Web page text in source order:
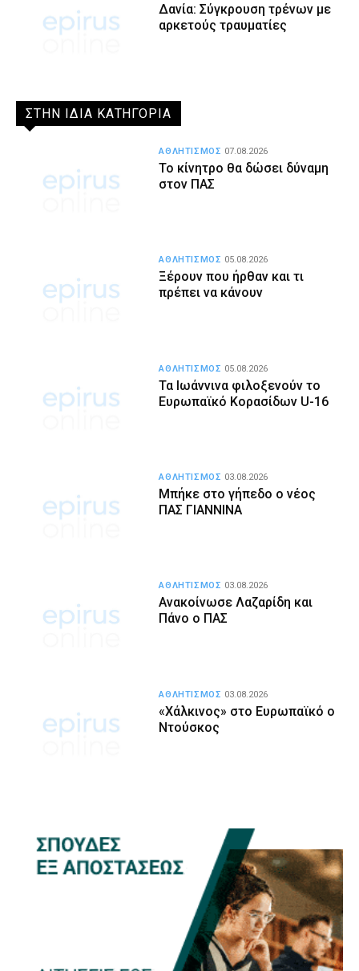
Δανία: Σύγκρουση τρένων με
αρκετούς τραυματίες
ΣΤΗΝ ΙΔΙΑ ΚΑΤΗΓΟΡΙΑ
Το κίνητρο θα δώσει δύναμη
στον ΠΑΣ
ΑΘΛΗΤΙΣΜΟΣ 07.08.2026
Ξέρουν που ήρθαν και τι
πρέπει να κάνουν
ΑΘΛΗΤΙΣΜΟΣ 05.08.2026
Τα Ιωάννινα φιλοξενούν το
Ευρωπαϊκό Κορασίδων U-16
ΑΘΛΗΤΙΣΜΟΣ 05.08.2026
Μπήκε στο γήπεδο ο νέος
ΠΑΣ ΓΙΑΝΝΙΝΑ
ΑΘΛΗΤΙΣΜΟΣ 03.08.2026
Ανακοίνωσε Λαζαρίδη και
Πάνο ο ΠΑΣ
ΑΘΛΗΤΙΣΜΟΣ 03.08.2026
«Χάλκινος» στο Ευρωπαϊκό ο
Ντούσκος
ΑΘΛΗΤΙΣΜΟΣ 03.08.2026